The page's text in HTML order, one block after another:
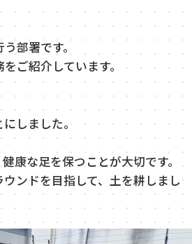
部署です。
ご紹介しています。
しました。
康な足を保つことが大切です。
ンドを目指して、土を耕しまし